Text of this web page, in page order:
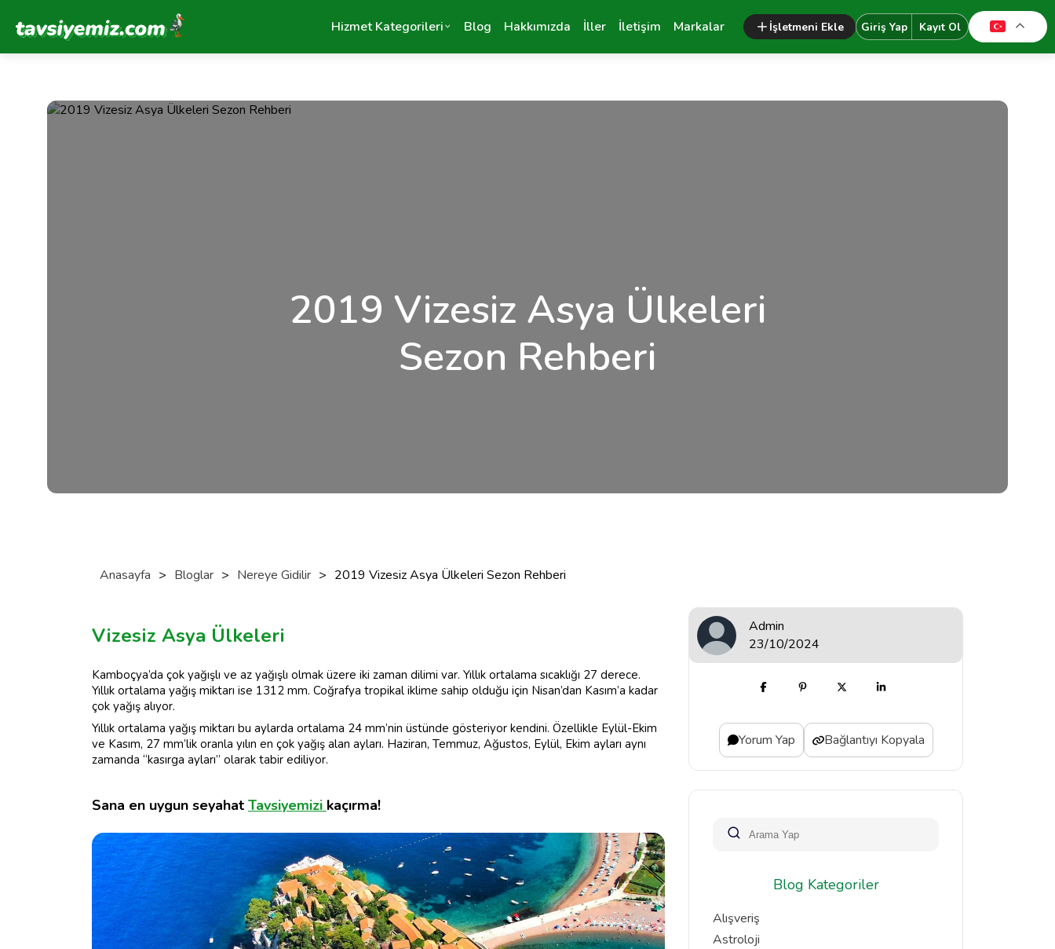
Tavsiyemiz Anasayfa Hizmet Kategorileri Blog Hakkımızda İller İletişim Markalar İşletmeni Ekle Giriş Yap Kayıt Ol
2019 Vizesiz Asya Ülkeleri
Sezon Rehberi
Anasayfa > Bloglar > Nereye Gidilir > 2019 Vizesiz Asya Ülkeleri Sezon Rehberi
Vizesiz Asya Ülkeleri
Kamboçya’da çok yağışlı ve az yağışlı olmak üzere iki zaman dilimi var. Yıllık ortalama sıcaklığı 27 derece.
Yıllık ortalama yağış miktarı ise 1312 mm. Coğrafya tropikal iklime sahip olduğu için Nisan’dan Kasım’a kadar
çok yağış alıyor.
Yıllık ortalama yağış miktarı bu aylarda ortalama 24 mm’nin üstünde gösteriyor kendini. Özellikle Eylül-Ekim
ve Kasım, 27 mm’lik oranla yılın en çok yağış alan ayları. Haziran, Temmuz, Ağustos, Eylül, Ekim ayları aynı
zamanda “kasırga ayları” olarak tabir ediliyor.
Sana en uygun seyahat Tavsiyemizi kaçırma!
Admin
23/10/2024
Yorum Yap Bağlantıyı Kopyala
Blog Kategoriler
Alışveriş
Astroloji